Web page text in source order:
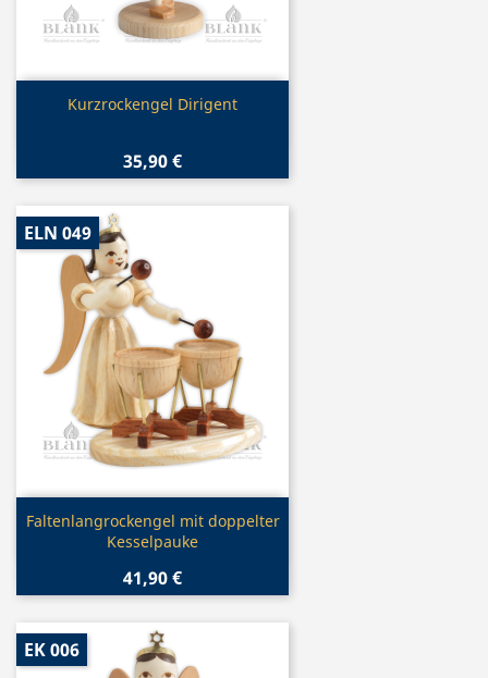
Vorschau
Kurzrockengel Dirigent
35,90 €
Vorschau
Faltenlangrockengel mit doppelter
Kesselpauke
41,90 €
ELN 049
EK 006